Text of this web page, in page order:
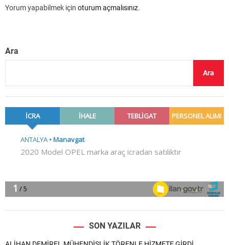
Yorum yapabilmek için oturum açmalısınız.
Ara
Ara
SON YAZILAR